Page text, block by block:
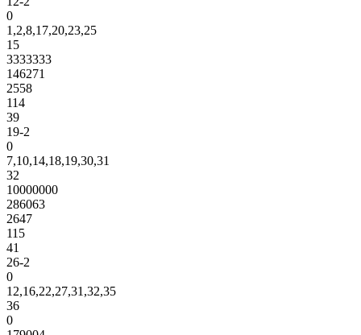
0
1,2,8,17,20,23,25
15
3333333
146271
2558
114
39
19-2
0
7,10,14,18,19,30,31
32
10000000
286063
2647
115
41
26-2
0
12,16,22,27,31,32,35
36
0